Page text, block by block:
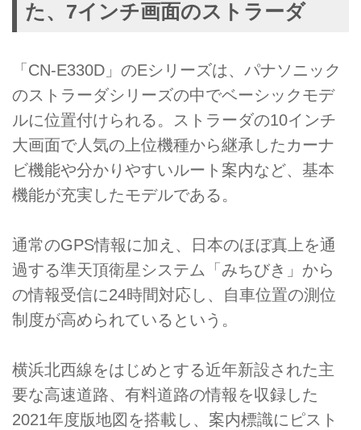
た、7インチ画面のストラーダ
「CN-E330D」のEシリーズは、パナソニック
のストラーダシリーズの中でベーシックモデ
ルに位置付けられる。ストラーダの10インチ
大画面で人気の上位機種から継承したカーナ
ビ機能や分かりやすいルート案内など、基本
機能が充実したモデルである。
通常のGPS情報に加え、日本のほぼ真上を通
過する準天頂衛星システム「みちびき」から
の情報受信に24時間対応し、自車位置の測位
制度が高められているという。
横浜北西線をはじめとする近年新設された主
要な高速道路、有料道路の情報を収録した
2021年度版地図を搭載し、案内標識にピスト